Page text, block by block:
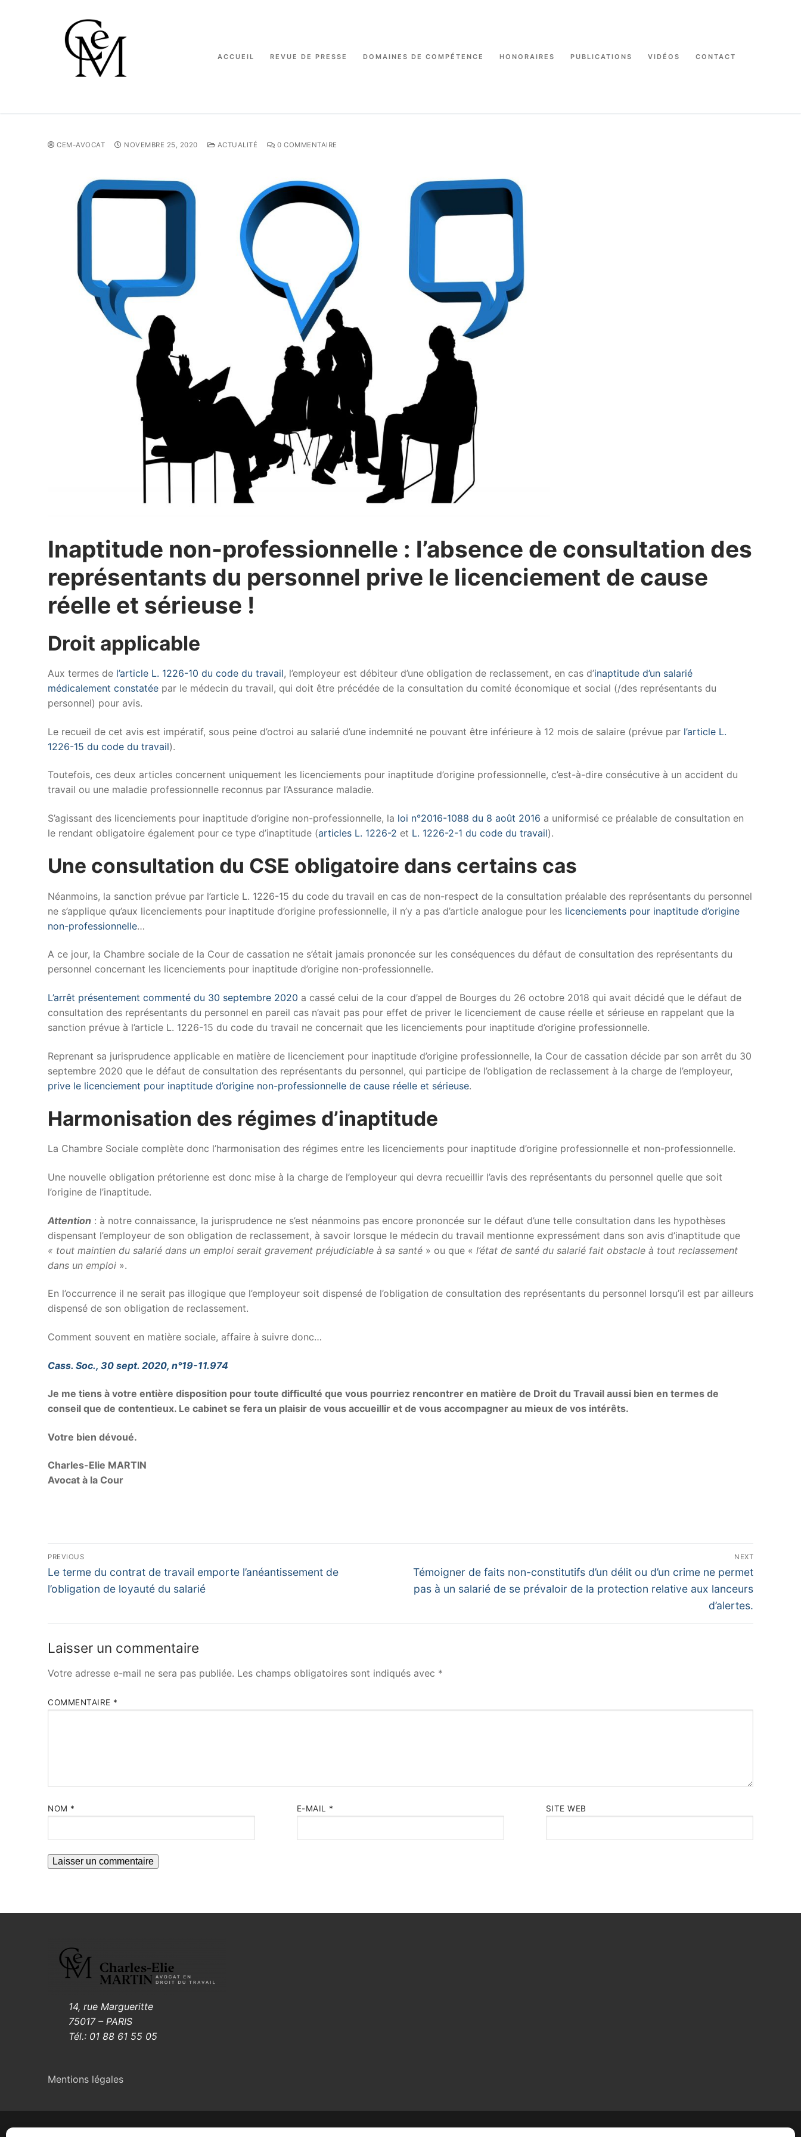
ACCUEIL REVUE DE PRESSE DOMAINES DE COMPÉTENCE HONORAIRES PUBLICATIONS VIDÉOS CONTACT
CEM-AVOCAT NOVEMBRE 25, 2020 ACTUALITÉ 0 COMMENTAIRE
Inaptitude non-professionnelle : l’absence de consultation des
représentants du personnel prive le licenciement de cause
réelle et sérieuse !
Droit applicable
Aux termes de l’article L. 1226-10 du code du travail, l’employeur est débiteur d’une obligation de reclassement, en cas d’inaptitude d’un salarié
médicalement constatée par le médecin du travail, qui doit être précédée de la consultation du comité économique et social (/des représentants du
personnel) pour avis.
Le recueil de cet avis est impératif, sous peine d’octroi au salarié d’une indemnité ne pouvant être inférieure à 12 mois de salaire (prévue par l’article L.
1226-15 du code du travail).
Toutefois, ces deux articles concernent uniquement les licenciements pour inaptitude d’origine professionnelle, c’est-à-dire consécutive à un accident du
travail ou une maladie professionnelle reconnus par l’Assurance maladie.
S’agissant des licenciements pour inaptitude d’origine non-professionnelle, la loi n°2016-1088 du 8 août 2016 a uniformisé ce préalable de consultation en
le rendant obligatoire également pour ce type d’inaptitude (articles L. 1226-2 et L. 1226-2-1 du code du travail).
Une consultation du CSE obligatoire dans certains cas
Néanmoins, la sanction prévue par l’article L. 1226-15 du code du travail en cas de non-respect de la consultation préalable des représentants du personnel
ne s’applique qu’aux licenciements pour inaptitude d’origine professionnelle, il n’y a pas d’article analogue pour les licenciements pour inaptitude d’origine
non-professionnelle…
A ce jour, la Chambre sociale de la Cour de cassation ne s’était jamais prononcée sur les conséquences du défaut de consultation des représentants du
personnel concernant les licenciements pour inaptitude d’origine non-professionnelle.
L’arrêt présentement commenté du 30 septembre 2020 a cassé celui de la cour d’appel de Bourges du 26 octobre 2018 qui avait décidé que le défaut de
consultation des représentants du personnel en pareil cas n’avait pas pour effet de priver le licenciement de cause réelle et sérieuse en rappelant que la
sanction prévue à l’article L. 1226-15 du code du travail ne concernait que les licenciements pour inaptitude d’origine professionnelle.
Reprenant sa jurisprudence applicable en matière de licenciement pour inaptitude d’origine professionnelle, la Cour de cassation décide par son arrêt du 30
septembre 2020 que le défaut de consultation des représentants du personnel, qui participe de l’obligation de reclassement à la charge de l’employeur,
prive le licenciement pour inaptitude d’origine non-professionnelle de cause réelle et sérieuse.
Harmonisation des régimes d’inaptitude
La Chambre Sociale complète donc l’harmonisation des régimes entre les licenciements pour inaptitude d’origine professionnelle et non-professionnelle.
Une nouvelle obligation prétorienne est donc mise à la charge de l’employeur qui devra recueillir l’avis des représentants du personnel quelle que soit
l’origine de l’inaptitude.
Attention : à notre connaissance, la jurisprudence ne s’est néanmoins pas encore prononcée sur le défaut d’une telle consultation dans les hypothèses
dispensant l’employeur de son obligation de reclassement, à savoir lorsque le médecin du travail mentionne expressément dans son avis d’inaptitude que
« tout maintien du salarié dans un emploi serait gravement préjudiciable à sa santé » ou que « l’état de santé du salarié fait obstacle à tout reclassement
dans un emploi ».
En l’occurrence il ne serait pas illogique que l’employeur soit dispensé de l’obligation de consultation des représentants du personnel lorsqu’il est par ailleurs
dispensé de son obligation de reclassement.
Comment souvent en matière sociale, affaire à suivre donc…
Cass. Soc., 30 sept. 2020, n°19-11.974
Je me tiens à votre entière disposition pour toute difficulté que vous pourriez rencontrer en matière de Droit du Travail aussi bien en termes de
conseil que de contentieux. Le cabinet se fera un plaisir de vous accueillir et de vous accompagner au mieux de vos intérêts.
Votre bien dévoué.
Charles-Elie MARTIN
Avocat à la Cour
PREVIOUS
Le terme du contrat de travail emporte l’anéantissement de
l’obligation de loyauté du salarié
NEXT
Témoigner de faits non-constitutifs d’un délit ou d’un crime ne permet
pas à un salarié de se prévaloir de la protection relative aux lanceurs
d’alertes.
Laisser un commentaire
Votre adresse e-mail ne sera pas publiée. Les champs obligatoires sont indiqués avec *
COMMENTAIRE *
NOM * E-MAIL * SITE WEB
14, rue Margueritte
75017 – PARIS
Tél.: 01 88 61 55 05
Mentions légales